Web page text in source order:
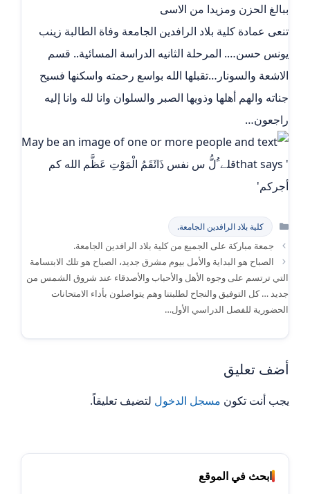
ببالغ الحزن ومزيدا من الاسى
تنعى عمادة كلية بلاد الرافدين الجامعة وفاة الطالبة زينب
يونس حسن…. المرحلة الثانيه الدراسة المسائية.. قسم
الاشعة والسونار…تقبلها الله بواسع رحمته واسكنها فسيح
جناته والهم أهلها وذويها الصبر والسلوان وانا لله وانا إليه
راجعون…
التصنيفات
كلية بلاد الرافدين الجامعة.
جمعة مباركة على الجميع من كلية بلاد الرافدين الجامعة.
الصباح هو البداية والأمل بيوم مشرق جديد، الصباح هو تلك الابتسامة
التي ترتسم على وجوه الأهل والأحباب والأصدقاء عند شروق الشمس من
جديد … كل التوفيق والنجاح لطلبتنا وهم يتواصلون بأداء الامتحانات
الحضورية للفصل الدراسي الأول…
أضف تعليق
يجب أنت تكون مسجل الدخول لتضيف تعليقاً.
ابحث في الموقع